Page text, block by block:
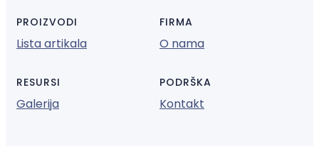
PROIZVODI
Lista artikala
FIRMA
O nama
RESURSI
Galerija
PODRŠKA
Kontakt